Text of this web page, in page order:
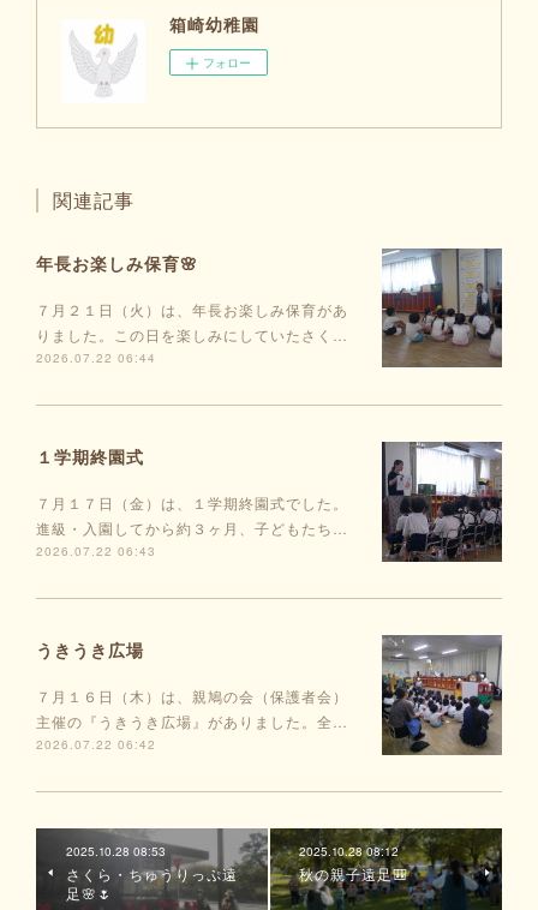
箱崎幼稚園
フォロー
関連記事
年長お楽しみ保育🌸
７月２１日（火）は、年長お楽しみ保育があ
りました。この日を楽しみにしていたさく…
2026.07.22 06:44
１学期終園式
７月１７日（金）は、１学期終園式でした。
進級・入園してから約３ヶ月、子どもたち…
2026.07.22 06:43
うきうき広場
７月１６日（木）は、親鳩の会（保護者会）
主催の『うきうき広場』がありました。全…
2026.07.22 06:42
2025.10.28 08:53
さくら・ちゅうりっぷ遠
足🌸🌷
2025.10.28 08:12
秋の親子遠足🎒